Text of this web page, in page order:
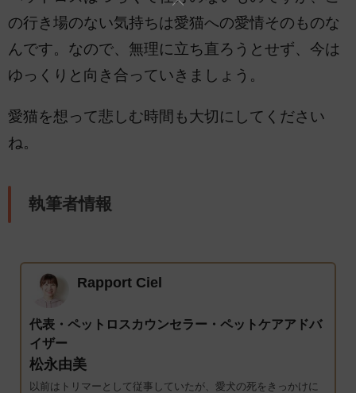
の行き場のない気持ちは愛猫への愛情そのものな
んです。なので、無理に立ち直ろうとせず、今は
ゆっくりと向き合っていきましょう。
愛猫を想って悲しむ時間も大切にしてください
ね。
執筆者情報
Rapport Ciel
代表・ペットロスカウンセラー・ペットケアアドバ
イザー
松永由美
以前はトリマーとして従事していたが、愛犬の死をきっかけに